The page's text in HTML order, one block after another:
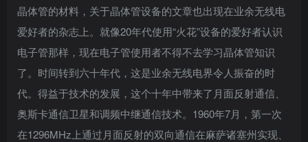
晶体管的材料，关于晶体管设备的文章也出现在业余无线电
爱好者的杂志上。就像20年代使用“火花”设备的爱好者认识
电子管那样，现在电子管使用者不得不去学习晶体管知识
了。时间转到六十年代，这是业余无线电界令人振奋的时
代。得益于技术的发展，这个十年中带来了月面反射通信、
奥斯卡通信卫星和调频中继通信技术。1960年7月，第一次
在1296MHz上通过月面反射的双向通信在麻萨诸塞州实现、